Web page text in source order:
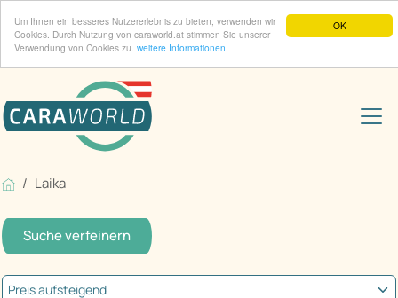
OK
Um Ihnen ein besseres Nutzererlebnis zu bieten, verwenden wir
Cookies. Durch Nutzung von caraworld.at stimmen Sie unserer
Verwendung von Cookies zu. weitere Informationen
Laika
Suche verfeinern